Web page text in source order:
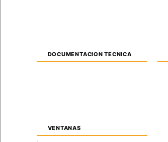
DOCUMENTACION TECNICA
VENTANAS